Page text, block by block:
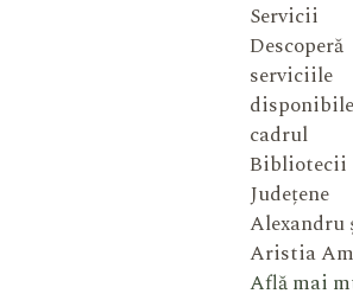
Servicii
Descoperă
serviciile
cadrul
Bibliotecii
Județene
Alexandru
Aristia
Află mai